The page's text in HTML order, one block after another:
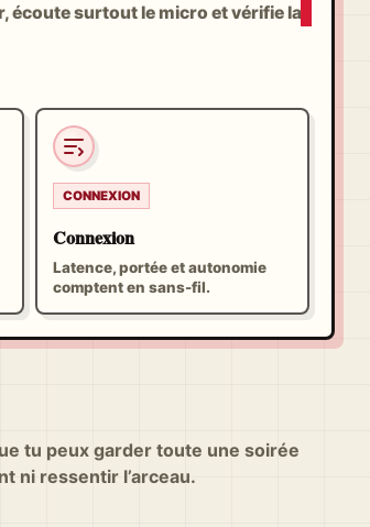
écoute surtout le micro et vérifie la
CONNEXION
Connexion
Latence, portée et autonomie
comptent en sans-fil.
tu peux garder toute une soirée
ni ressentir l’arceau.